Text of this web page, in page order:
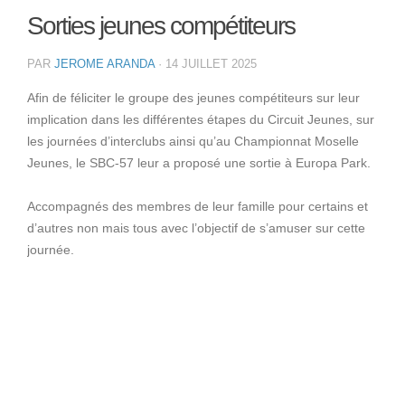
Sorties jeunes compétiteurs
PAR JEROME ARANDA · 14 JUILLET 2025
Afin de féliciter le groupe des jeunes compétiteurs sur leur
implication dans les différentes étapes du Circuit Jeunes, sur
les journées d’interclubs ainsi qu’au Championnat Moselle
Jeunes, le SBC-57 leur a proposé une sortie à Europa Park.
Accompagnés des membres de leur famille pour certains et
d’autres non mais tous avec l’objectif de s’amuser sur cette
journée.